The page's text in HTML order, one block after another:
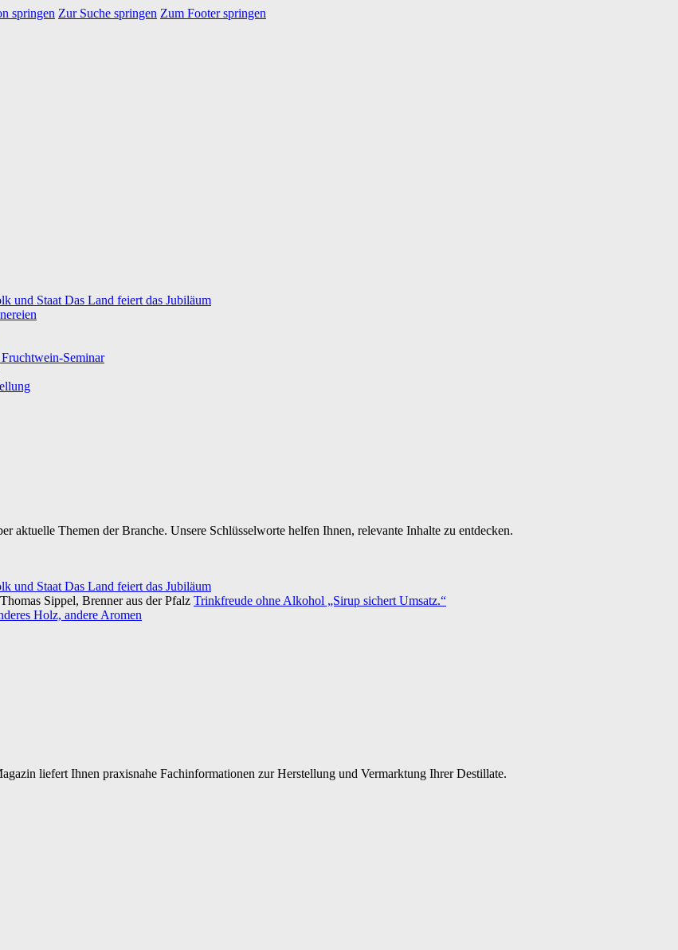
springen Zur Suche springen Zum Footer springen
und Staat Das Land feiert das Jubiläum
Seminar
aktuelle Themen der Branche. Unsere Schlüsselworte helfen Ihnen, relevante Inhalte zu entdecken.
und Staat Das Land feiert das Jubiläum
Sippel, Brenner aus der Pfalz Trinkfreude ohne Alkohol „Sirup sichert Umsatz.“
Holz, andere Aromen
liefert Ihnen praxisnahe Fachinformationen zur Herstellung und Vermarktung Ihrer Destillate.